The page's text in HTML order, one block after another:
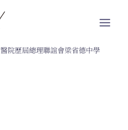
院歷屆總理聯誼會梁省德中學